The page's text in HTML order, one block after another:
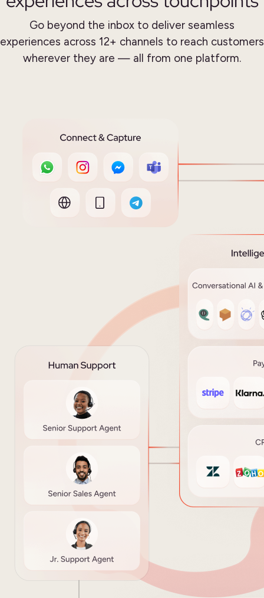
Go beyond the inbox to deliver seamless
experiences across 12+ channels to reach customers
wherever they are — all from one platform.